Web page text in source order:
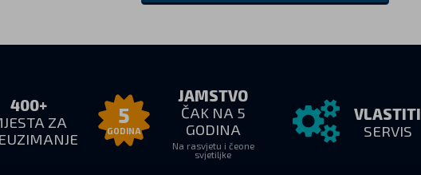
400+
ZA
5
GODINA
JAMSTVO
ČAK NA 5
GODINA
Na rasvjetu i čeone
svjetiljke
VLASTITI
SERVIS